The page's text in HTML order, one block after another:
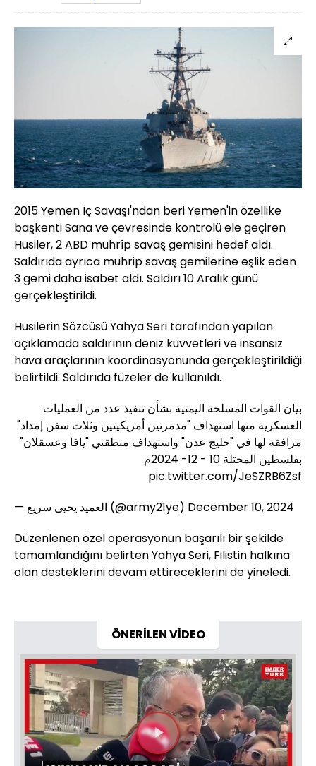
2015 Yemen İç Savaşı'ndan beri Yemen'in özellike
başkenti Sana ve çevresinde kontrolü ele geçiren
Husiler, 2 ABD muhrîp savaş gemisini hedef aldı.
Saldırıda ayrıca muhrip savaş gemilerine eşlik eden
3 gemi daha isabet aldı. Saldırı 10 Aralık günü
gerçekleştirildi.
Husilerin Sözcüsü Yahya Seri tarafından yapılan
açıklamada saldırının deniz kuvvetleri ve insansız
hava araçlarının koordinasyonunda gerçekleştirildiği
belirtildi. Saldırıda füzeler de kullanıldı.
بيان القوات المسلحة اليمنية بشأن تنفيذ عدد من العمليات
العسكرية منها استهداف "مدمرتين أمريكيتين وثلاث سفن إمداد"
مرافقة لها في "خليج عدن" واستهداف منطقتي "يافا وعسقلان"
بفلسطين المحتلة 10 - 12- 2024م
pic.twitter.com/JeSZRB6Zsf
— العميد يحيى سريع (@army21ye) December 10, 2024
Düzenlenen özel operasyonun başarılı bir şekilde
tamamlandığını belirten Yahya Seri, Filistin halkına
olan desteklerini devam ettireceklerini de yineledi.
ÖNERİLEN VİDEO
Videoyu